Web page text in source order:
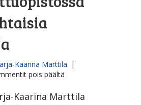
Kaarina Marttila |
pois päältä
Raamattuopistossa
Kaarina Marttila